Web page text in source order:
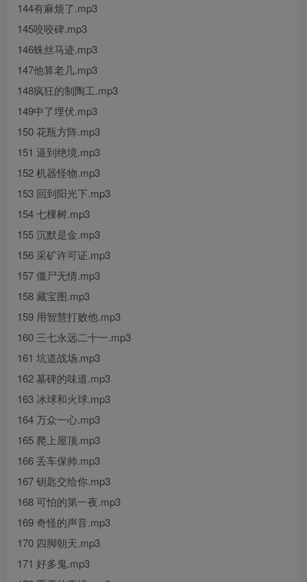
144有麻烦了.mp3
145咬咬碑.mp3
146蛛丝马迹.mp3
147他算老几.mp3
148疯狂的制陶工.mp3
149中了埋伏.mp3
150 花瓶方阵.mp3
151 逼到绝境.mp3
152 机器怪物.mp3
153 回到阳光下.mp3
154 七棵树.mp3
155 沉默是金.mp3
156 采矿许可证.mp3
157 僵尸无情.mp3
158 藏宝图.mp3
159 用智慧打败他.mp3
160 三七永远二十一.mp3
161 坑道战场.mp3
162 墓碑的味道.mp3
163 冰球和火球.mp3
164 万众一心.mp3
165 爬上屋顶.mp3
166 丢车保帅.mp3
167 钥匙交给你.mp3
168 可怕的第一夜.mp3
169 奇怪的声音.mp3
170 四脚朝天.mp3
171 好多鬼.mp3